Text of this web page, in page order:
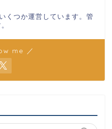
くつか運営しています。管
me ／